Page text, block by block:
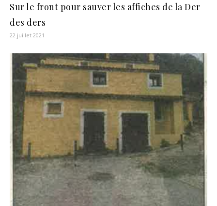
Sur le front pour sauver les affiches de la Der
des ders
22 juillet 2021